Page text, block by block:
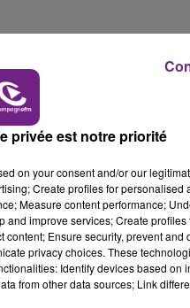
POP
privée est notre priorité
on your consent and/or our
Create profiles for personalised
Measure content performance;
improve services; Create
Ensure security, prevent and
privacy choices. These
Identify devices based on
from other data sources; Link